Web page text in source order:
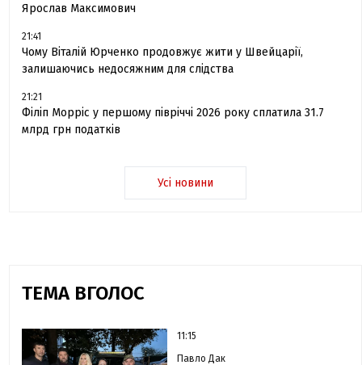
Ярослав Максимович
21:41
Чому Віталій Юрченко продовжує жити у Швейцарії,
залишаючись недосяжним для слідства
21:21
Філіп Морріс у першому півріччі 2026 року сплатила 31.7
млрд грн податків
Усі новини
ТЕМА ВГОЛОС
11:15
Павло Дак